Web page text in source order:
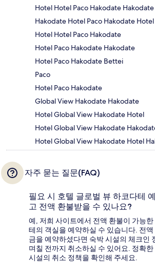
Hotel Hotel Paco Hakodate Hakodate
Hakodate Hotel Paco Hakodate Hotel
Hotel Hotel Paco Hakodate
Hotel Paco Hakodate Hakodate
Hotel Paco Hakodate Bettei
Paco
Hotel Paco Hakodate
Global View Hakodate Hakodate
Hotel Global View Hakodate Hotel
Hotel Global View Hakodate
Hotel Global View Hakodate Hotel
자주 묻는 질문(FAQ)
필요 시 호텔 글로벌 뷰 하코다테
고 전액 환불받을 수 있나요?
예, 저희 사이트에서 전액 환불이 가능
테의 객실을 예약하실 수 있습니다. 전
금을 예약하셨다면 숙박 시설의 체크인
며칠 전까지 취소하실 수 있어요. 정확
시설의 취소 정책을 확인해 주세요.